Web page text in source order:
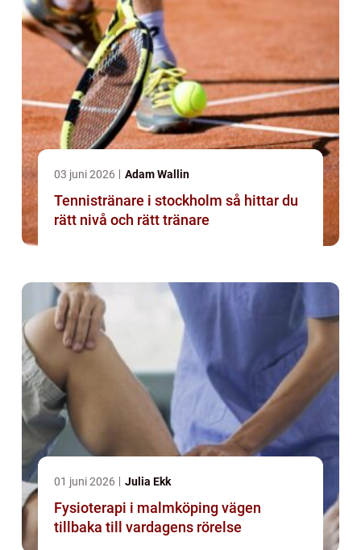
03 juni 2026 Adam Wallin
Tennistränare i stockholm så hittar du
rätt nivå och rätt tränare
01 juni 2026 Julia Ekk
Fysioterapi i malmköping vägen
tillbaka till vardagens rörelse